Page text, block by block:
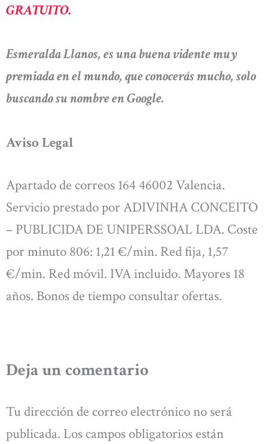
GRATUITO.
Esmeralda Llanos, es una buena vidente muy
premiada en el mundo, que conocerás mucho, solo
buscando su nombre en Google.
Aviso Legal
Apartado de correos 164 46002 Valencia.
Servicio prestado por ADIVINHA CONCEITO
– PUBLICIDA DE UNIPERSSOAL LDA. Coste
por minuto 806: 1,21 €/min. Red fija, 1,57
€/min. Red móvil. IVA incluido. Mayores 18
años. Bonos de tiempo consultar ofertas.
Deja un comentario
Tu dirección de correo electrónico no será
publicada. Los campos obligatorios están